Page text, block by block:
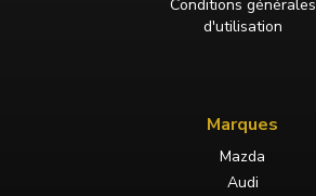
Conditions générales
d'utilisation
Marques
Mazda
Audi